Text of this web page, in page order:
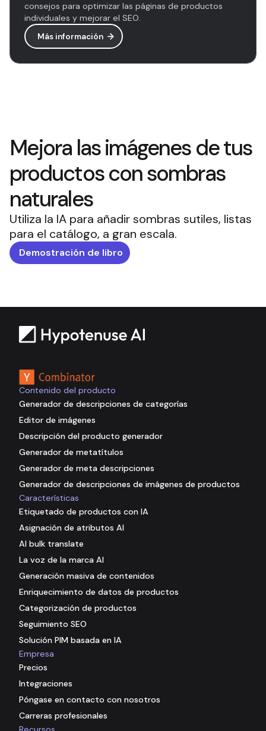
consejos para optimizar las páginas de productos
individuales y mejorar el SEO.
Más información
Mejora las imágenes de tus
productos con sombras
naturales
Utiliza la IA para añadir sombras sutiles, listas
para el catálogo, a gran escala.
Demostración de libro
Empresa
Precios
Integraciones
Póngase en contacto con nosotros
Carreras profesionales
Contenido del producto
Generador de descripciones de categorías
Editor de imágenes
Descripción del producto generador
Generador de metatítulos
Generador de meta descripciones
Generador de descripciones de imágenes de productos
Características
Etiquetado de productos con IA
Asignación de atributos AI
AI bulk translate
La voz de la marca AI
Generación masiva de contenidos
Enriquecimiento de datos de productos
Categorización de productos
Seguimiento SEO
Solución PIM basada en IA